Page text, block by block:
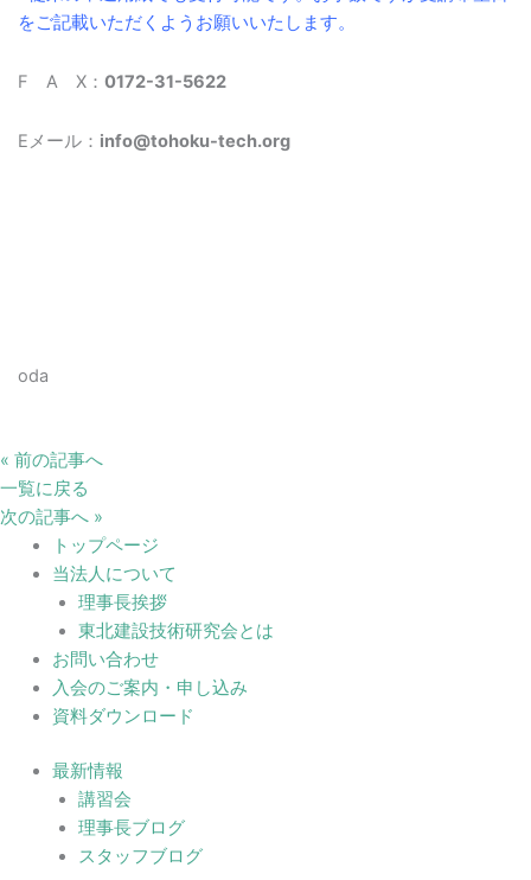
をご記載いただくようお願いいたします。
F A X： 0172-31-5622
Eメール： info@tohoku-tech.org
oda
« 前の記事へ
一覧に戻る
次の記事へ »
トップページ
当法人について
理事長挨拶
東北建設技術研究会とは
お問い合わせ
入会のご案内・申し込み
資料ダウンロード
最新情報
講習会
理事長ブログ
スタッフブログ